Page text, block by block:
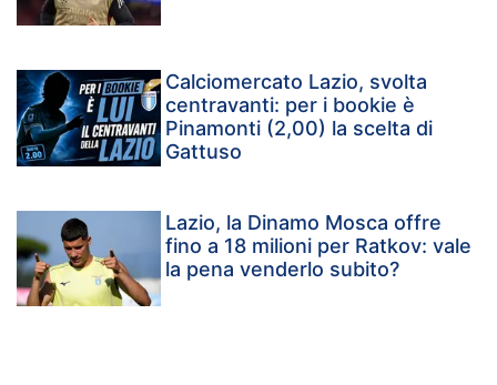
Calciomercato Lazio, svolta
centravanti: per i bookie è
Pinamonti (2,00) la scelta di
Gattuso
Lazio, la Dinamo Mosca offre
fino a 18 milioni per Ratkov: vale
la pena venderlo subito?